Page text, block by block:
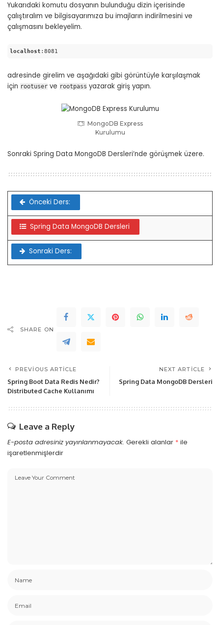
Yukarıdaki komutu dosyanın bulunduğu dizin içerisinde
çalıştıralım ve bilgisayarımıza bu imajların indirilmesini ve
çalışmasını bekleyelim.
localhost :8081
adresinde girelim ve aşağıdaki gibi görüntüyle karşılaşmak
için rootuser ve rootpass yazarak giriş yapın.
MongoDB Express
Kurulumu
Sonraki Spring Data MongoDB Dersleri’nde görüşmek üzere.
Önceki Ders:
Spring Data MongoDB Dersleri
Sonraki Ders:
SHARE ON
PREVIOUS ARTICLE
Spring Boot Data Redis Nedir?
Distributed Cache Kullanımı
NEXT ARTICLE
Spring Data MongoDB Dersleri
Leave a Reply
E-posta adresiniz yayınlanmayacak. Gerekli alanlar * ile
işaretlenmişlerdir